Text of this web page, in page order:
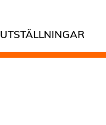
UTSTÄLLNINGAR